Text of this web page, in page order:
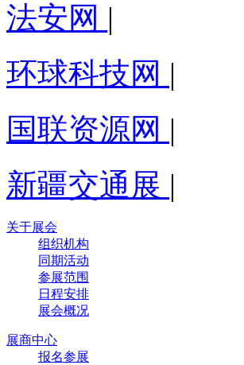
法安网 |
环球科技网 |
国联资源网 |
新疆交通展 |
关于展会
组织机构
同期活动
参展范围
日程安排
展会概况
展商中心
报名参展